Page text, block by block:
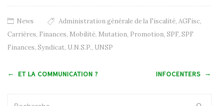
News Administration générale de la Fiscalité, AGFisc,
Carrières, Finances, Mobilité, Mutation, Promotion, SPF, SPF
Finances, Syndicat, U.N.S.P., UNSP
Post navigation
← ET LA COMMUNICATION ? INFOCENTERS →